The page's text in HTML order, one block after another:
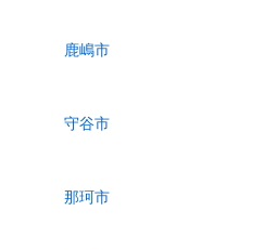
鹿嶋市
守谷市
那珂市